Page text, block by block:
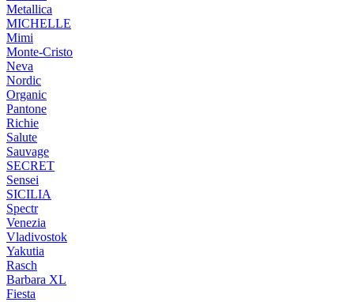
Metallica
MICHELLE
Mimi
Monte-Cristo
Neva
Nordic
Organic
Pantone
Richie
Salute
Sauvage
SECRET
Sensei
SICILIA
Spectr
Venezia
Vladivostok
Yakutia
Rasch
Barbara XL
Fiesta